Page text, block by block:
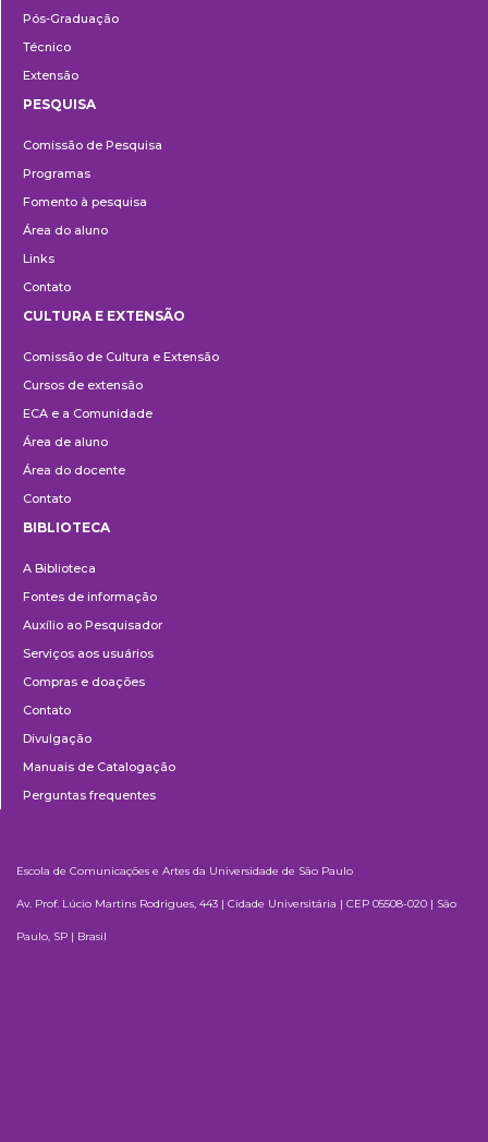
Pós-Graduação
Técnico
Extensão
PESQUISA
Comissão de Pesquisa
Programas
Fomento à pesquisa
Área do aluno
Links
Contato
e
Extensão
CULTURA E EXTENSÃO
Comissão de Cultura e Extensão
Cursos de extensão
ECA e a Comunidade
Área de aluno
Área do docente
Contato
BIBLIOTECA
A Biblioteca
Fontes de informação
Auxílio ao Pesquisador
Serviços aos usuários
Compras e doações
Contato
Divulgação
Manuais de Catalogação
Perguntas frequentes
Escola de Comunicações e Artes da Universidade de São Paulo
Av. Prof. Lúcio Martins Rodrigues, 443 | Cidade Universitária | CEP 05508-020 | São
Paulo, SP | Brasil